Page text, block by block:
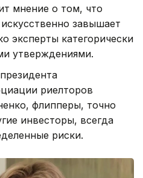
мнение о том, что
завышает
эксперты категорически
утверждениями.
риелторов
флипперы, точно
инвесторы, всегда
риски.